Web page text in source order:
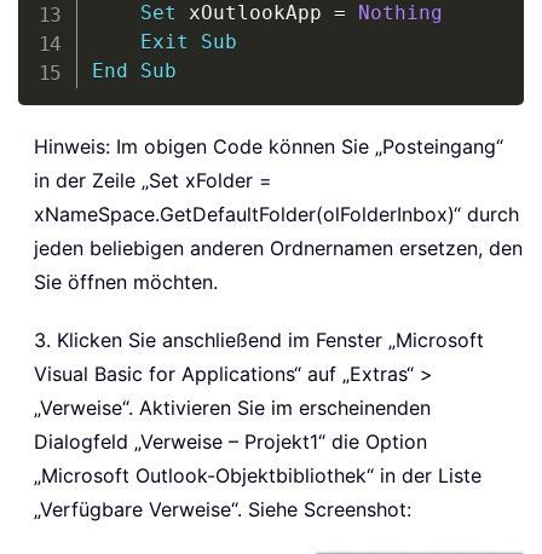
Set xOutlookApp =
Nothing
Exit
Sub
End
Sub
Hinweis: Im obigen Code können Sie „Posteingang“
in der Zeile „Set xFolder =
xNameSpace.GetDefaultFolder(olFolderInbox)“ durch
jeden beliebigen anderen Ordnernamen ersetzen, den
Sie öffnen möchten.
3. Klicken Sie anschließend im Fenster „Microsoft
Visual Basic for Applications“ auf „Extras“ >
„Verweise“. Aktivieren Sie im erscheinenden
Dialogfeld „Verweise – Projekt1“ die Option
„Microsoft Outlook-Objektbibliothek“ in der Liste
„Verfügbare Verweise“. Siehe Screenshot: